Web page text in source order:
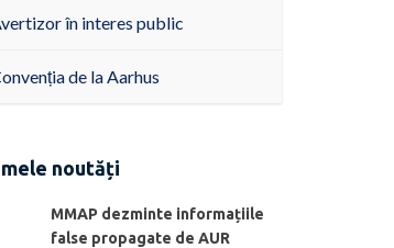
în interes public
de la Aarhus
noutăți
MMAP dezminte informațiile
false propagate de AUR